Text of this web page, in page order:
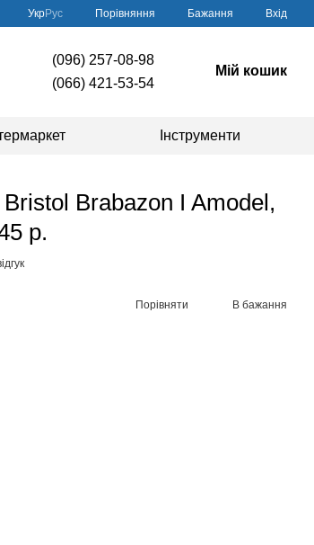
УкрРус Порівняння Бажання Вхід
(096) 257-08-98
(066) 421-53-54
Мій кошик
Інструменти
Brabazon I Amodel,
р.
Порівняти В бажання